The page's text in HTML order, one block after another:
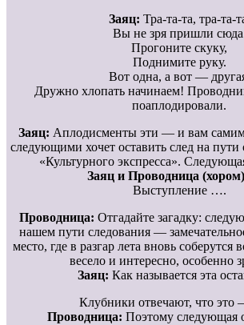
Заяц: Тра-та-та, тра-та-
Вы не зря пришли
Прогоните скуку,
Поднимите руку.
Вот одна, а вот —
Дружно хлопать начинаем!
поаплодировали.
Заяц: Аплодисменты эти — и вам
следующими хочет оставить след на пути
«Культурного экспресса».
Заяц и Проводница (хором)
Выступление ….
Проводница: Отгадайте загадку:
нашем пути следования —
место, где в разгар лета вновь соберутся
весело и интересно, особенно
Заяц: Как называется эта
Клубники отвечают, что
Проводница: Поэтому следующая